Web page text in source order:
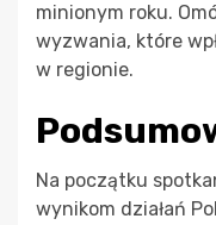
minionym roku.
wyzwania, które
w regionie.
Na początku
wynikom działań